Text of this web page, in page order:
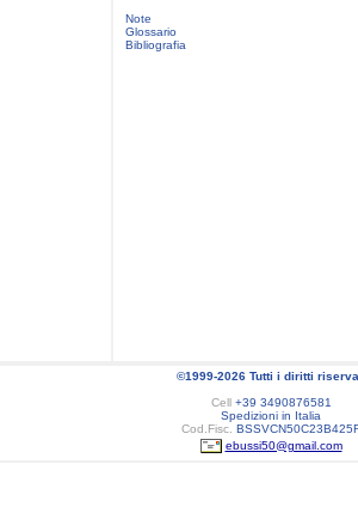
Note
Glossario
Bibliografia
©1999-2026 Tutti i diritti
Cell+39 3490876581
Spedizioni in Italia
Cod.Fisc.
ebussi50@gmail.com